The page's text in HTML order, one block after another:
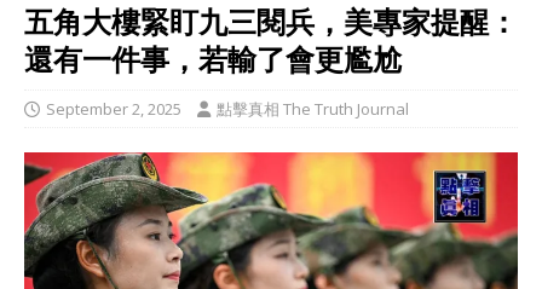
五角大樓緊盯九三閱兵，美專家提醒：
還有一件事，若輸了會更尷尬
September 2, 2025 點擊真相 The Truth Journal